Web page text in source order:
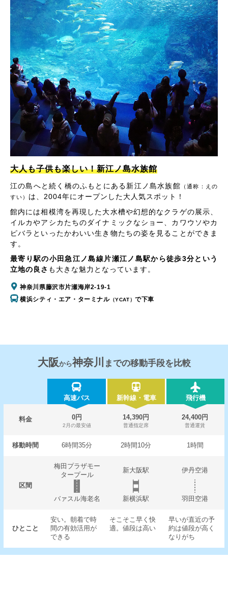
大人も子供も楽しい！新江ノ島水族館
江の島へと続く橋のふもとにある新江ノ島水族館 （通称：えの
すい） は、2004年にオープンした大人気スポット！
館内には相模湾を再現した大水槽や幻想的なクラゲの展示、
イルカやアシカたちのダイナミックなショー、カワウソやカ
ピバラといったかわいい生き物たちの姿を見ることができま
す。
最寄り駅の小田急江ノ島線片瀬江ノ島駅から徒歩3分という
立地の良さ も大きな魅力となっています。
神奈川県藤沢市片瀬海岸2-19-1
横浜シティ・エア・ターミナル（YCAT）で下車
大阪から神奈川 までの移動手段を比較
高速バス 新幹線・電車 飛行機
料金 0円
2月の最安値
14,390円
普通指定席
24,400円
普通運賃
移動時間 6時間35分 2時間10分 1時間
区間
梅田プラザモー
タープール
新大阪駅 伊丹空港
バァスル海老名 新横浜駅 羽田空港
ひとこと
安い。朝着で時
間の有効活用が
できる
そこそこ早く快
適。値段は高い
早いが直近の予
約は値段が高く
なりがち